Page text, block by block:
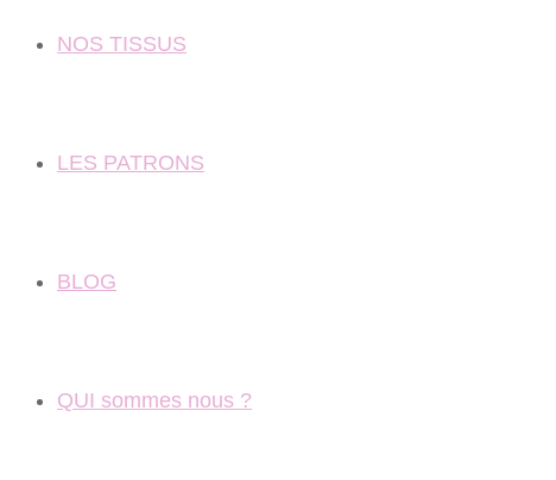
NOS TISSUS
LES PATRONS
BLOG
QUI sommes nous ?